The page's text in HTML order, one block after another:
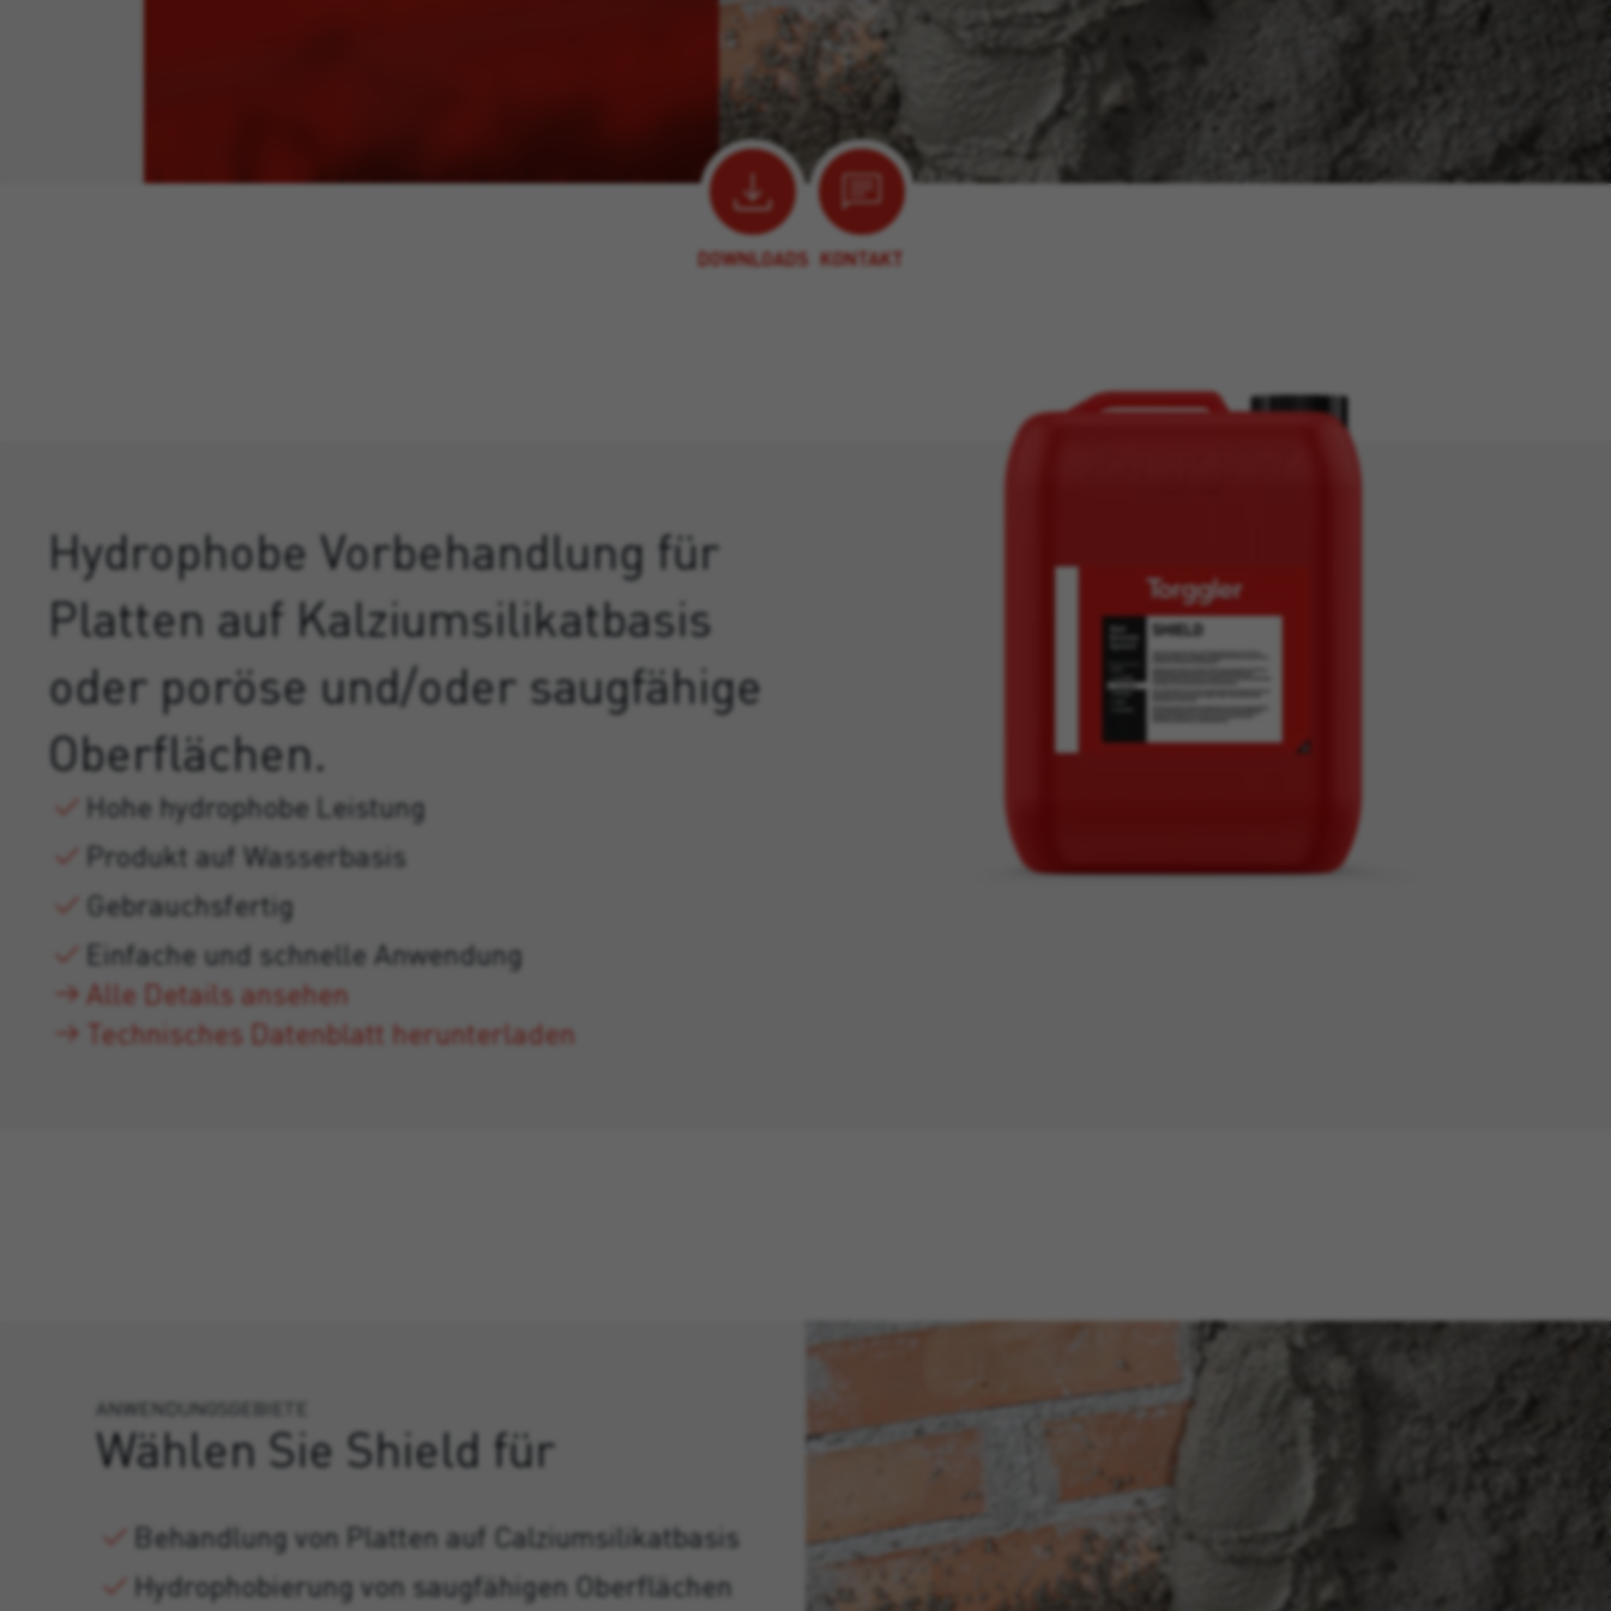
DOWNLOADS KONTAKT
Hydrophobe Vorbehandlung für
Platten auf Kalziumsilikatbasis
oder poröse und/oder saugfähige
Oberflächen.
Hohe hydrophobe Leistung
Produkt auf Wasserbasis
Gebrauchsfertig
Einfache und schnelle Anwendung
Alle Details ansehen
Technisches Datenblatt herunterladen
ANWENDUNGSGEBIETE
Wählen Sie Shield für
Behandlung von Platten auf Calziumsilikatbasis
Hydrophobierung von saugfähigen Oberflächen